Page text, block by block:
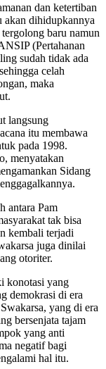
dan ketertiban
dihidupkannya
baru namun
(Pertahanan
sudah tidak ada
celah
maka
langsung
itu membawa
pada 1998.
menyatakan
Sidang
antara Pam
tak bisa
kembali terjadi
juga dinilai
otoriter.
konotasi yang
demokrasi di era
yang di era
bersenjata tajam
yang anti
negatif bagi
hal itu.